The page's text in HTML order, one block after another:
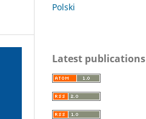
Polski
Latest publications